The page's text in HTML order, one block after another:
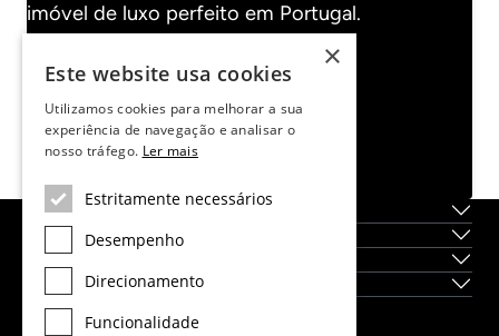
imóvel de luxo perfeito em Portugal.
confidencialidade garantida.
+351 221107946
porto@lucasfox.com
Sobre nós
Serviços
Localidades
Novas construções
×
Este website usa cookies
Utilizamos cookies para melhorar a sua
experiência de navegação e analisar o
nosso tráfego. Ler mais
Estritamente necessários
Desempenho
Direcionamento
Funcionalidade